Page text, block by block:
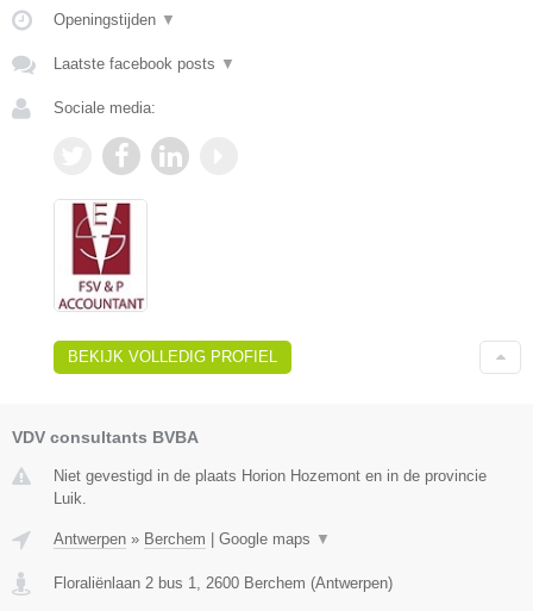
Openingstijden ▼
Laatste facebook posts ▼
Sociale media:
BEKIJK VOLLEDIG PROFIEL
VDV consultants BVBA
Niet gevestigd in de plaats Horion Hozemont en in de provincie
Luik.
Antwerpen » Berchem | Google maps ▼
Floraliënlaan 2 bus 1 2600 Berchem (Antwerpen)